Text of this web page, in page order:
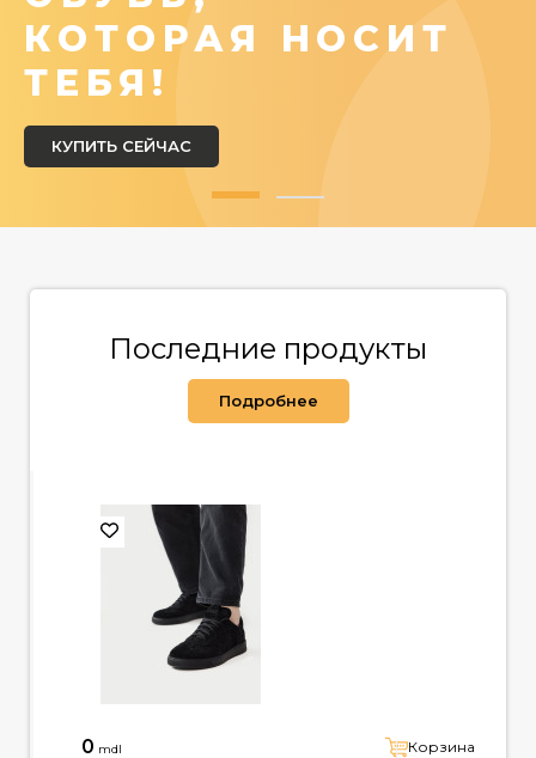
КОТОРАЯ НОСИТ
ТЕБЯ!
КУПИТЬ СЕЙЧАС
Последние продукты
Подробнее
0 mdl Корзина